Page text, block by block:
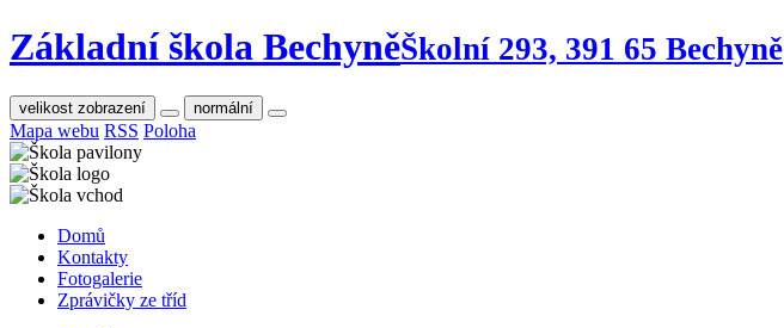
Základní škola BechyněŠkolní 293, 391 65 Bechyně
velikost zobrazení normální
Mapa webu RSS Poloha
Domů
Kontakty
Fotogalerie
Zprávičky ze tříd